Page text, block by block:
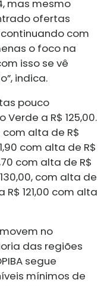
mas mesmo
ofertas
com
o foco na
isso se vê
indica.
pouco
a R$ 125,00.
com alta de R$
com alta de R$
com alta de R$
com alta de
R$ 121,00 com alta
no
das regiões
segue
mínimos de